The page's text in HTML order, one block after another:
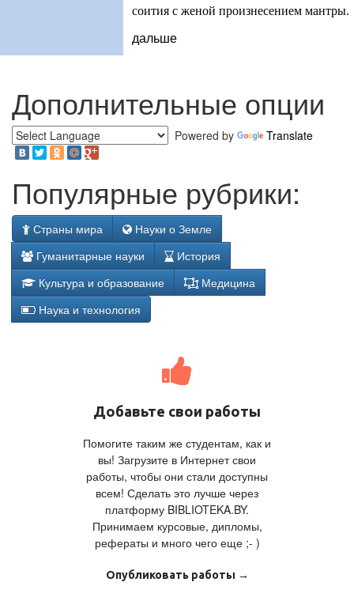
соития с женой произнесением мантры.
дальше
Дополнительные опции
Powered by Translate
Популярные рубрики:
Страны мира
Науки о Земле
Гуманитарные науки
История
Культура и образование
Медицина
Наука и технология
Добавьте свои работы
Помогите таким же студентам, как и
вы! Загрузите в Интернет свои
работы, чтобы они стали доступны
всем! Сделать это лучше через
платформу BIBLIOTEKA.BY.
Принимаем курсовые, дипломы,
рефераты и много чего еще ;- )
Опубликовать работы →